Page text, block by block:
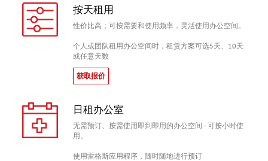
按天租用
性价比高；可按需要和使用频率，灵活使用办公空间。
个人或团队租用办公空间时，租赁方案可选5天、10天
或任意天数
获取报价
日租办公室
无需预订、按需使用即到即用的办公空间 - 可按小时使
用。
使用雷格斯应用程序，随时随地进行预订